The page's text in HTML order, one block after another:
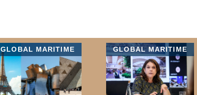
GLOBAL MARITIME GLOBAL MARITIME